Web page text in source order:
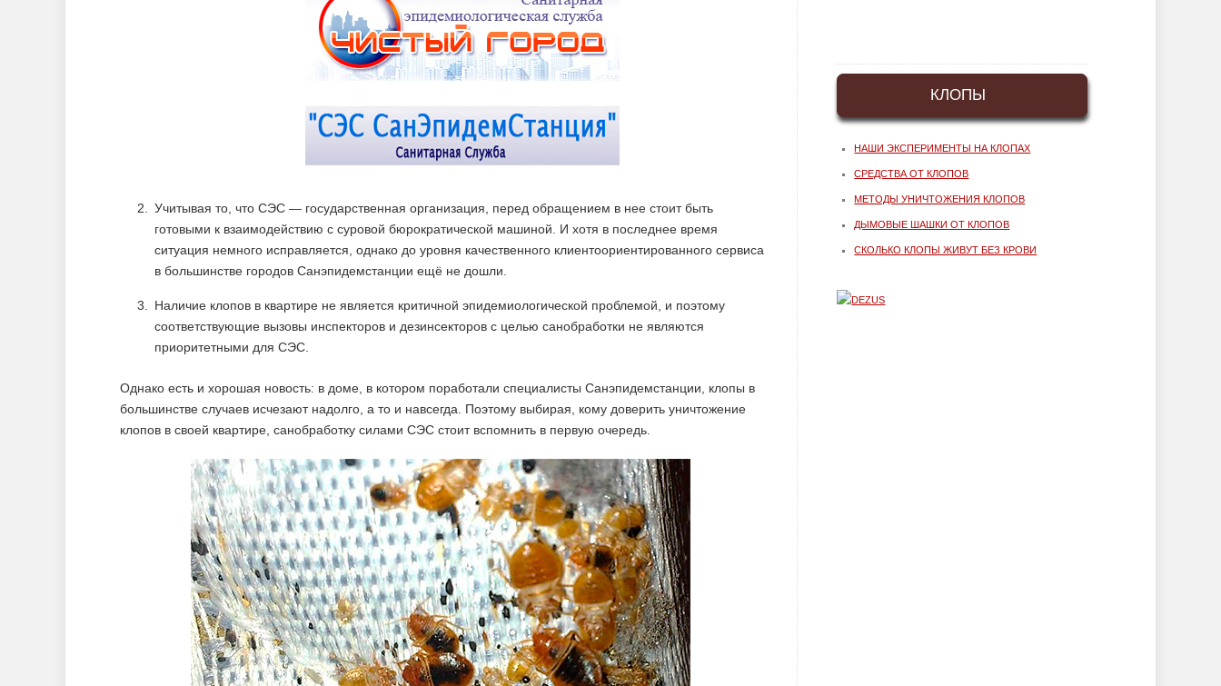
Учитывая то, что СЭС — государственная организация, перед обращением в нее стоит быть
готовыми к взаимодействию с суровой бюрократической машиной. И хотя в последнее время
ситуация немного исправляется, однако до уровня качественного клиентоориентированного сервиса
в большинстве городов Санэпидемстанции ещё не дошли.
Наличие клопов в квартире не является критичной эпидемиологической проблемой, и поэтому
соответствующие вызовы инспекторов и дезинсекторов с целью санобработки не являются
приоритетными для СЭС.
Однако есть и хорошая новость: в доме, в котором поработали специалисты Санэпидемстанции, клопы в
большинстве случаев исчезают надолго, а то и навсегда. Поэтому выбирая, кому доверить уничтожение
клопов в своей квартире, санобработку силами СЭС стоит вспомнить в первую очередь.
КЛОПЫ
НАШИ ЭКСПЕРИМЕНТЫ НА КЛОПАХ
СРЕДСТВА ОТ КЛОПОВ
МЕТОДЫ УНИЧТОЖЕНИЯ КЛОПОВ
ДЫМОВЫЕ ШАШКИ ОТ КЛОПОВ
СКОЛЬКО КЛОПЫ ЖИВУТ БЕЗ КРОВИ